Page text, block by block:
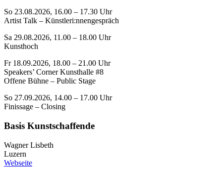
So 23.08.2026, 16.00 – 17.30 Uhr
Artist Talk – Künstleri:nnengespräch
Sa 29.08.2026, 11.00 – 18.00 Uhr
Kunsthoch
Fr 18.09.2026, 18.00 – 21.00 Uhr
Speakers’ Corner Kunsthalle #8
Offene Bühne – Public Stage
So 27.09.2026, 14.00 – 17.00 Uhr
Finissage – Closing
Basis Kunstschaffende
Wagner Lisbeth
Luzern
Webseite